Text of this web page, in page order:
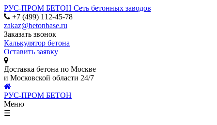
РУС-ПРОМ БЕТОН Сеть бетонных заводов
+7 (499) 112-45-78
zakaz@betonbase.ru
Заказать звонок
Калькулятор бетона
Оставить заявку
Доставка бетона по Москве
и Московской области 24/7
РУС-ПРОМ БЕТОН
Меню
☰